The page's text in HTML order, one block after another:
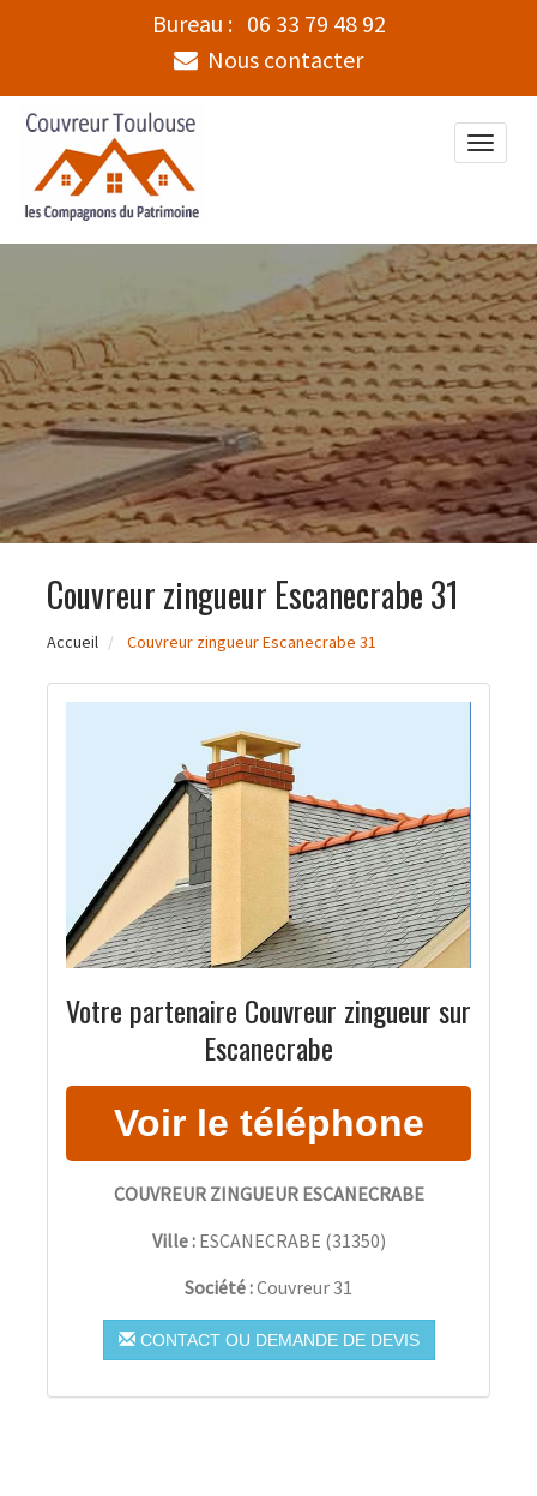
Bureau : 06 33 79 48 92
Nous contacter
Toggle
Couvreur zingueur Escanecrabe 31
Accueil Couvreur zingueur Escanecrabe 31
Votre partenaire Couvreur zingueur sur
Escanecrabe
COUVREUR ZINGUEUR ESCANECRABE
Ville : ESCANECRABE (31350)
Société :Couvreur 31
CONTACT OU DEMANDE DE DEVIS